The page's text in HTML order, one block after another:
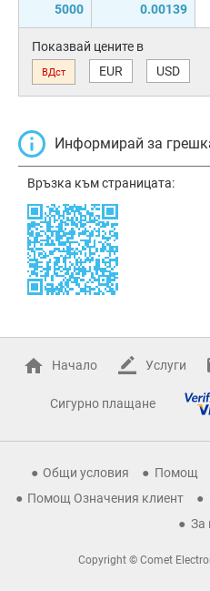
5000 0.00139
Показвай цените в
ВДст EUR USD
Информирай за
Връзка към страницата:
Начало Услуги
Сигурно плащане
Общи условия Помощ
Помощ Означения клиент
За
Copyright © Comet